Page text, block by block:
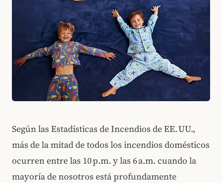
Según las Estadísticas de Incendios de EE. UU.,
más de la mitad de todos los incendios domésticos
ocurren entre las 10 p.m. y las 6 a.m. cuando la
mayoría de nosotros está profundamente